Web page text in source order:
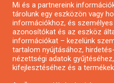
Pályázatírás civil
Pályázatírás
Pályázatfigyelés
Specifikus pályázatfigyelés
Mi és a partnereink
tárolunk egy eszközön vagy
információkhoz, és
azonosítókat és az eszköz
információkat – kezelünk
tartalom nyújtásához,
nézettségi adatok
kifejlesztéséhez és a